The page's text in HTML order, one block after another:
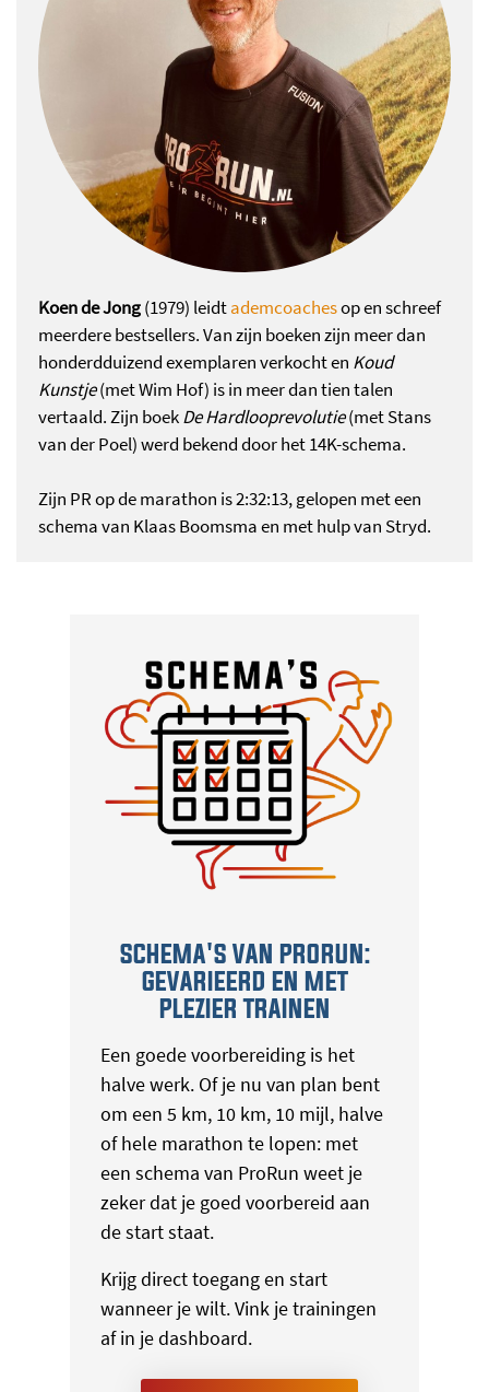
Koen de Jong(1979) leidtademcoachesop en schreef
meerdere bestsellers. Van zijn boeken zijn meer dan
honderdduizend exemplaren verkocht en Koud
Kunstje(met Wim Hof) is in meer dan tien talen
vertaald. Zijn boekDe Hardlooprevolutie(met Stans
van der Poel) werd bekend door het 14K-schema.
Zijn PR op de marathon is 2:32:13, gelopen met een
schema van Klaas Boomsma en met hulp van Stryd.
SCHEMA'S VAN PRORUN:
GEVARIEERD EN MET
PLEZIER TRAINEN
Een goede voorbereiding is het
halve werk. Of je nu van plan bent
om een 5 km, 10 km, 10 mijl, halve
of hele marathon te lopen: met
een schema van ProRun weet je
zeker dat je goed voorbereid aan
de start staat.
Krijg direct toegang en start
wanneer je wilt. Vink je trainingen
af in je dashboard.